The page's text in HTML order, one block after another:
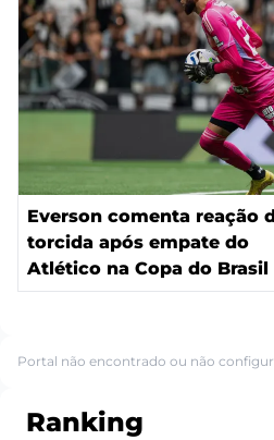
Everson comenta reação
torcida após empate do
Atlético na Copa do Brasil
Portal não encontrado ou não
Ranking